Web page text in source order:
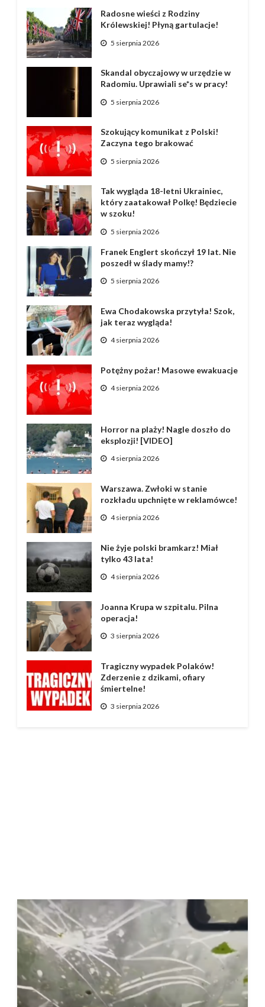
Radosne wieści z Rodziny
Królewskiej! Płyną gartulacje!
5 sierpnia 2026
Skandal obyczajowy w urzędzie w
Radomiu. Uprawiali se*s w pracy!
5 sierpnia 2026
Szokujący komunikat z Polski!
Zaczyna tego brakować
5 sierpnia 2026
Tak wygląda 18-letni Ukrainiec,
który zaatakował Polkę! Będziecie
w szoku!
5 sierpnia 2026
Franek Englert skończył 19 lat. Nie
poszedł w ślady mamy!?
5 sierpnia 2026
Ewa Chodakowska przytyła! Szok,
jak teraz wygląda!
4 sierpnia 2026
Potężny pożar! Masowe ewakuacje
4 sierpnia 2026
Horror na plaży! Nagle doszło do
eksplozji! [VIDEO]
4 sierpnia 2026
Warszawa. Zwłoki w stanie
rozkładu upchnięte w reklamówce!
4 sierpnia 2026
Nie żyje polski bramkarz! Miał
tylko 43 lata!
4 sierpnia 2026
Joanna Krupa w szpitalu. Pilna
operacja!
3 sierpnia 2026
Tragiczny wypadek Polaków!
Zderzenie z dzikami, ofiary
śmiertelne!
3 sierpnia 2026